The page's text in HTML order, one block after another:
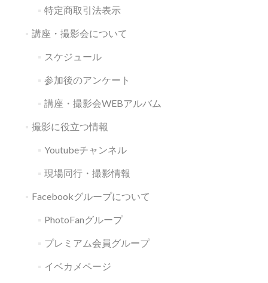
特定商取引法表示
講座・撮影会について
スケジュール
参加後のアンケート
講座・撮影会WEBアルバム
撮影に役立つ情報
Youtubeチャンネル
現場同行・撮影情報
Facebookグループについて
PhotoFanグループ
プレミアム会員グループ
イベカメページ